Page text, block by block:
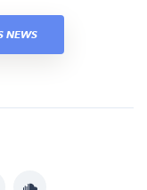
NEWS
Soundcloud